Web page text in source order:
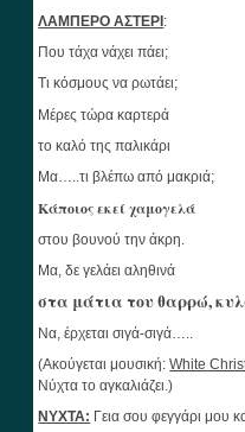
ΛΑΜΠΕΡΟ ΑΣΤΕΡΙ :
Που τάχα νάχει πάει;
Τι κόσμους να ρωτάει;
Μέρες τώρα καρτερά
το καλό της παλικάρι
Μα…..τι βλέπω από μακριά;
Κάποιος εκεί χαμογελά
στου βουνού την άκρη.
Μα, δε γελάει αληθινά
στα μάτια του θαρρώ,
Να, έρχεται σιγά-σιγά…..
(Ακούγεται μουσική:White
Νύχτα το αγκαλιάζει.)
ΝΥΧΤΑ: Γεια σου φεγγάρι μου